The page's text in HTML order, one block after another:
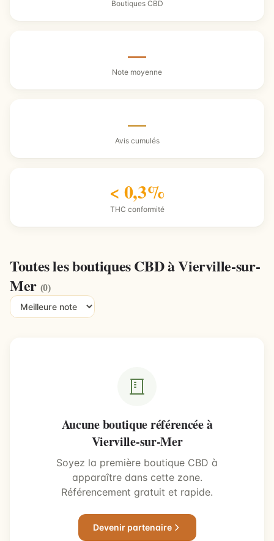
Boutiques CBD
—
Note moyenne
—
Avis cumulés
< 0,3%
THC conformité
Toutes les boutiques CBD à Vierville-sur-
Mer (0)
Aucune boutique référencée à
Vierville-sur-Mer
Soyez la première boutique CBD à
apparaître dans cette zone.
Référencement gratuit et rapide.
Devenir partenaire